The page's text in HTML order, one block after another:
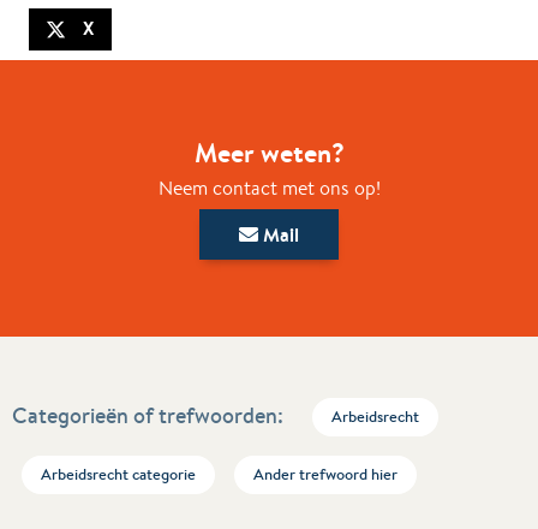
X
Meer weten?
Neem contact met ons op!
Mail
Categorieën of trefwoorden: Arbeidsrecht
Arbeidsrecht categorie Ander trefwoord hier